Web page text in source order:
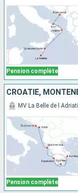
Pension complète
CROATIE,
Pension complète
MV La Belle de l